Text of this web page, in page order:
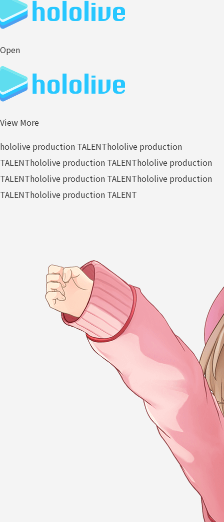
Open
View More
hololive production TALENThololive production
TALENThololive production TALENThololive production
TALENThololive production TALENThololive production
TALENThololive production TALENT